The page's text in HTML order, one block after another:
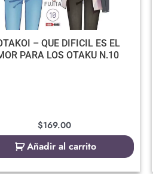
– QUE DIFICIL ES EL
PARA LOS OTAKU N.10
$169.00
Añadir al carrito